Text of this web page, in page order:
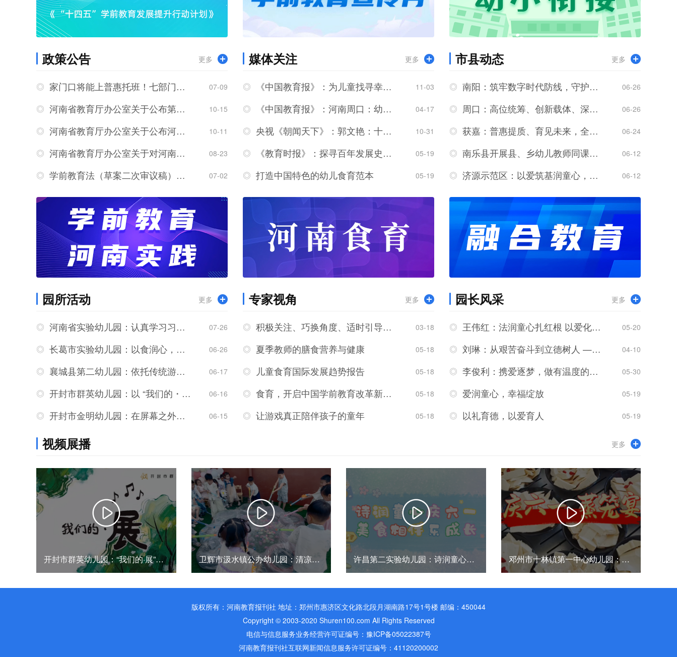
政策公告 更多
家门口将能上普惠托班！七部门联合发文 07-09
河南省教育厅办公室关于公布第二批河南省食育试点校（园）名单的通知 10-15
河南省教育厅办公室关于公布河南省幼儿园领航共建“1235”工程第二批项目名单的通知 10-11
河南省教育厅办公室关于对河南省幼儿园领航共建“1235”工程第二批项目遴选结果的公示 08-23
学前教育法（草案二次审议稿）征求意见 07-02
媒体关注 更多
《中国教育报》：为儿童找寻幸福密码——记河南省郑州市郑东新区实验幼儿园园长马灵君 11-03
《中国教育报》：河南周口：幼儿在园乐了，家长负担轻了 04-17
央视《朝闻天下》：郭文艳：十年坚守谱写乡村幼教美丽篇章 10-31
《教育时报》：探寻百年发展史，奠基幼教大未来 05-19
打造中国特色的幼儿食育范本 05-19
市县动态 更多
南阳：筑牢数字时代防线，守护幼儿纯真童年 06-26
周口：高位统筹、创新载体、深耕实干，推动学前教育提质增效 06-26
获嘉：普惠提质、育见未来，全力打造人民满意的学前教育 06-24
南乐县开展县、乡幼儿教师同课异构数学教研活动 06-12
济源示范区：以爱筑基润童心，清朗数字护成长， 聚力多维赋能学前教育提质增效 06-12
园所活动 更多
河南省实验幼儿园：认真学习习近平总书记重要指示，奋力书写学前教育高质量发展新篇章 07-26
长葛市实验幼儿园：以食润心，调研提质 06-26
襄城县第二幼儿园：依托传统游戏守护数字时代幼儿童年 06-17
开封市群英幼儿园：以 “我们的・展” 赴一场创意与时空的对话 06-16
开封市金明幼儿园：在屏幕之外，为童年找到更广阔的世界 06-15
专家视角 更多
积极关注、巧换角度、适时引导，呵护儿童心理健康！ 03-18
夏季教师的膳食营养与健康 05-18
儿童食育国际发展趋势报告 05-18
食育，开启中国学前教育改革新篇章 05-18
让游戏真正陪伴孩子的童年 05-18
园长风采 更多
王伟红：法润童心扎红根 以爱化雨智蕊开 05-20
刘琳：从艰苦奋斗到立德树人 ——幼儿教育中红旗渠精神的传承与实践 04-10
李俊利：携爱逐梦，做有温度的学前教育追光者 05-30
爱润童心，幸福绽放 05-19
以礼育德，以爱育人 05-19
视频展播 更多
开封市群英幼儿园：“我们的·展”让创意与时空对话 卫辉市汲水镇公办幼儿园：清凉夏日，欢乐“六一” 许昌第二实验幼儿园：诗润童心庆“六一”，美食相伴乐成长 邓州市十林镇第一中心幼儿园：欢庆“六一”，蒸笼宴开席！
版权所有：河南教育报刊社 地址：郑州市惠济区文化路北段月湖南路17号1号楼 邮编：450044
Copyright © 2003-2020 Shuren100.com All Rights Reserved
电信与信息服务业务经营许可证编号：豫ICP备05022387号
河南教育报刊社互联网新闻信息服务许可证编号：41120200002